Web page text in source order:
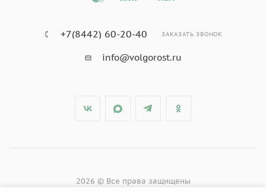
+7(8442) 60-20-40 ЗАКАЗАТЬ ЗВОНОК
info@volgorost.ru
2026 © Все права защищены